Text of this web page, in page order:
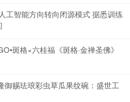
工智能方向转向闭源模式 据悉训练
斑格×六桂福《斑格·金禅圣佛》
御赐珐琅彩虫草瓜果纹碗：盛世工